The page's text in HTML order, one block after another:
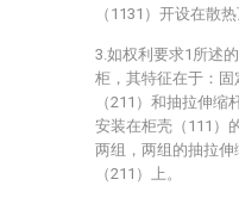
（1131）开设在散
3.如权利要求1所述
柜，其特征在于：
（211）和抽拉伸
安装在柜壳（111）
两组，两组的抽拉
（211）上。